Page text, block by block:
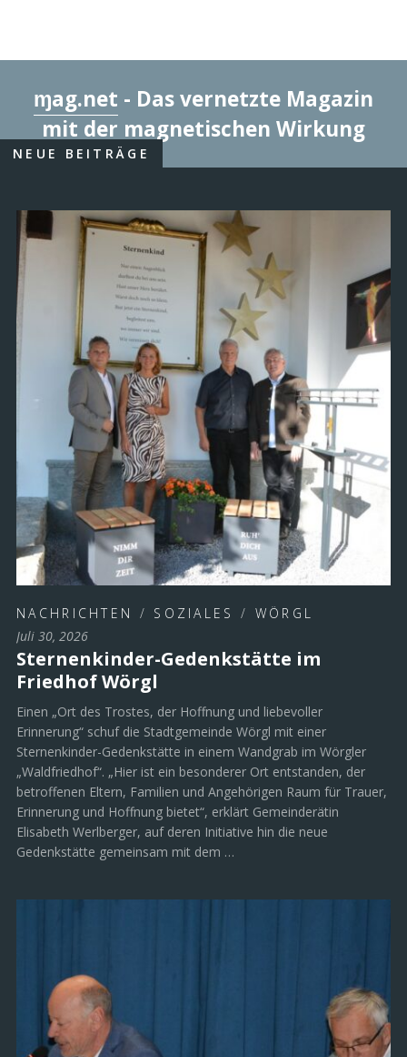
ɱag.net - Das vernetzte Magazin
mit der magnetischen Wirkung
NEUE BEITRÄGE
NACHRICHTEN / SOZIALES / WÖRGL
Juli 30, 2026
Sternenkinder-Gedenkstätte im
Friedhof Wörgl
Einen „Ort des Trostes, der Hoffnung und liebevoller
Erinnerung“ schuf die Stadtgemeinde Wörgl mit einer
Sternenkinder-Gedenkstätte in einem Wandgrab im Wörgler
„Waldfriedhof“. „Hier ist ein besonderer Ort entstanden, der
betroffenen Eltern, Familien und Angehörigen Raum für Trauer,
Erinnerung und Hoffnung bietet“, erklärt Gemeinderätin
Elisabeth Werlberger, auf deren Initiative hin die neue
Gedenkstätte gemeinsam mit dem …